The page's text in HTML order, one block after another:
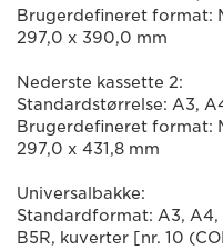
Brugerdefineret format:
297,0 x 390,0 mm
Nederste kassette 2:
Standardstørrelse: A3,
Brugerdefineret format:
297,0 x 431,8 mm
Universalbakke:
Standardformat: A3, A4,
B5R, kuverter [nr. 10